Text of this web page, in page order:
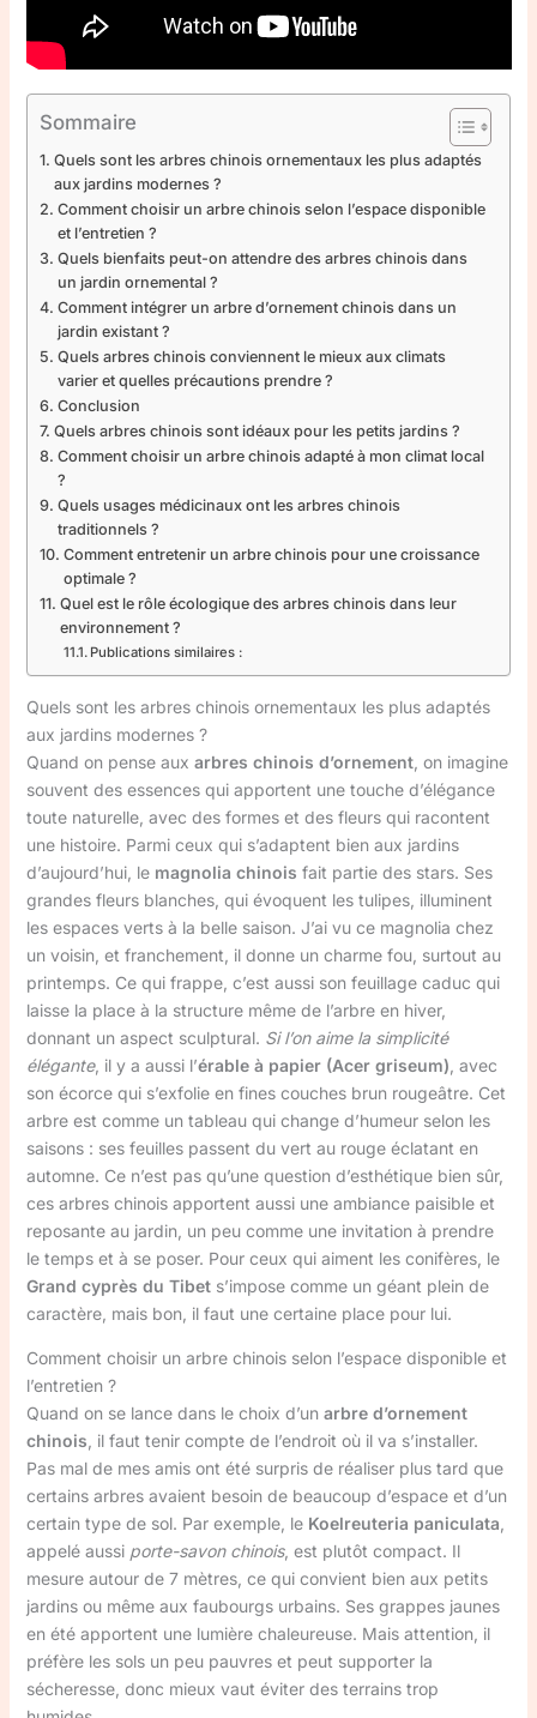
Sommaire
Quels sont les arbres chinois ornementaux les plus adaptés
aux jardins modernes ?
Comment choisir un arbre chinois selon l’espace disponible
et l’entretien ?
Quels bienfaits peut-on attendre des arbres chinois dans
un jardin ornemental ?
Comment intégrer un arbre d’ornement chinois dans un
jardin existant ?
Quels arbres chinois conviennent le mieux aux climats
varier et quelles précautions prendre ?
Conclusion
Quels arbres chinois sont idéaux pour les petits jardins ?
Comment choisir un arbre chinois adapté à mon climat local
?
Quels usages médicinaux ont les arbres chinois
traditionnels ?
Comment entretenir un arbre chinois pour une croissance
optimale ?
Quel est le rôle écologique des arbres chinois dans leur
environnement ?
Publications similaires :
Quels sont les arbres chinois ornementaux les plus adaptés
aux jardins modernes ?
Quand on pense aux arbres chinois d’ornement, on imagine
souvent des essences qui apportent une touche d’élégance
toute naturelle, avec des formes et des fleurs qui racontent
une histoire. Parmi ceux qui s’adaptent bien aux jardins
d’aujourd’hui, le magnolia chinois fait partie des stars. Ses
grandes fleurs blanches, qui évoquent les tulipes, illuminent
les espaces verts à la belle saison. J’ai vu ce magnolia chez
un voisin, et franchement, il donne un charme fou, surtout au
printemps. Ce qui frappe, c’est aussi son feuillage caduc qui
laisse la place à la structure même de l’arbre en hiver,
donnant un aspect sculptural. Si l’on aime la simplicité
élégante, il y a aussi l’érable à papier (Acer griseum) , avec
son écorce qui s’exfolie en fines couches brun rougeâtre. Cet
arbre est comme un tableau qui change d’humeur selon les
saisons : ses feuilles passent du vert au rouge éclatant en
automne. Ce n’est pas qu’une question d’esthétique bien sûr,
ces arbres chinois apportent aussi une ambiance paisible et
reposante au jardin, un peu comme une invitation à prendre
le temps et à se poser. Pour ceux qui aiment les conifères, le
Grand cyprès du Tibets’impose comme un géant plein de
caractère, mais bon, il faut une certaine place pour lui.
Comment choisir un arbre chinois selon l’espace disponible et
l’entretien ?
Quand on se lance dans le choix d’un arbre d’ornement
chinois , il faut tenir compte de l’endroit où il va s’installer.
Pas mal de mes amis ont été surpris de réaliser plus tard que
certains arbres avaient besoin de beaucoup d’espace et d’un
certain type de sol. Par exemple, le Koelreuteria paniculata
appelé aussi porte-savon chinois, est plutôt compact. Il
mesure autour de 7 mètres, ce qui convient bien aux petits
jardins ou même aux faubourgs urbains. Ses grappes jaunes
en été apportent une lumière chaleureuse. Mais attention, il
préfère les sols un peu pauvres et peut supporter la
sécheresse, donc mieux vaut éviter des terrains trop